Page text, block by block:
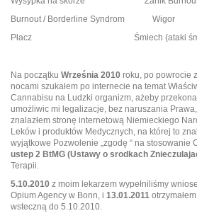
Burnout / Borderline Syndrom Wigor
Płacz Śmiech (ataki
Na początku Września 2010 roku, po powrocie
nocami szukałem po internecie na temat
Cannabisu na Ludzki organizm, ażeby
umożliwic mi legalizacje, bez naruszania
znalazłem stronę internetową Niemieckiego
Leków i produktów Medycznych, na której to
wyjątkowe Pozwolenie „zgodę “ na stosowanie
ustep 2 BtMG (Ustawy o srodkach
Terapii.
5.10.2010 z moim lekarzem wypełniliśmy
Opium Agency w Bonn, i 13.01.2011
wsteczną do 5.10.2010.